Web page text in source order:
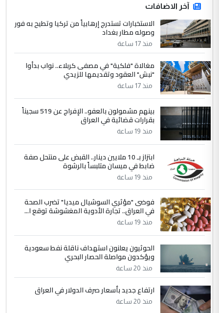
ابا فرات ...
الموضوع :
الجواهري يرد على صدام حسين سل
مضجعيك يابن الزنا (نص كامل)
حيدر عاشور
التعليق : تحياتي لك استاذ حامدتركان. كلام
دقيق ومسؤول؛ فالاستثمار الحقيقي للإنسان
وثروات البلد يعتمد على الكفاءة ...
الموضوع :
بين الإهمال واغتصاب الأرض.. بلاد
الرافدين تعاني الجفاف والتصحر!!
التعليق : هذه الزيارة تنفع لبنان، دون الشعب
العراقي، الذي احترق بحر الصيف، في حين
حكومة الزيدي ...
الموضوع :
نواف سلام في بغداد.. "الفيول" مقابل
تصدير النفط العراقي
آخر الاضافات
الاستخبارات تستدرج إرهابياً من تركيا وتطيح به فور
وصوله مطار بغداد
منذ 17 ساعة
مغالاة "فلكية" في مصفى كربلاء.. نواب بدأوا
"نبش" العقود وتقديمها للزيدي
منذ 17 ساعة
بينهم مشمولون بالعفو.. الإفراج عن 519 سجيناً
بقرارات قضائية في العراق
منذ 19 ساعة
ابتزاز بـ 10 ملايين دينار.. القبض على منتحل صفة
ضابط في ميسان متلبساً بالرشوة
منذ 19 ساعة
فوضى "مؤثري السوشيال ميديا" تضرب الصحة
في العراق.. تجارة الأدوية المغشوشة توقع ا...
منذ 19 ساعة
الحوثيون يعلنون استهداف ناقلة نفط سعودية
ويؤكدون مواصلة الحصار البحري
منذ 20 ساعة
ارتفاع جديد بأسعار صرف الدولار في العراق
منذ 20 ساعة